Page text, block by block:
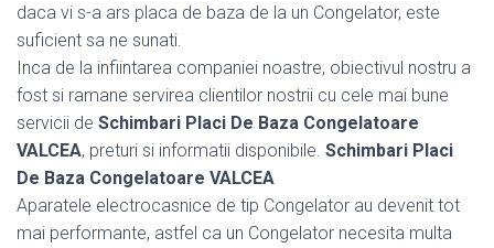
daca vi s-a ars placa de baza de la un Congelator, este
suficient sa ne sunati.
Inca de la infiintarea companiei noastre, obiectivul nostru a
fost si ramane servirea clientilor nostrii cu cele mai bune
servicii de Schimbari Placi De Baza Congelatoare
VALCEA, preturi si informatii disponibile. Schimbari Placi
De Baza Congelatoare VALCEA
Aparatele electrocasnice de tip Congelator au devenit tot
mai performante, astfel ca un Congelator necesita multa